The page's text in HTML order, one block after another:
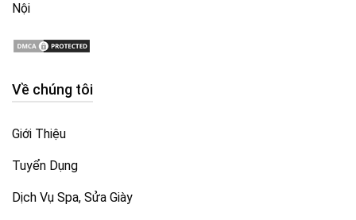
Nội
Về chúng tôi
Giới Thiệu
Tuyển Dụng
Dịch Vụ Spa, Sửa Giày